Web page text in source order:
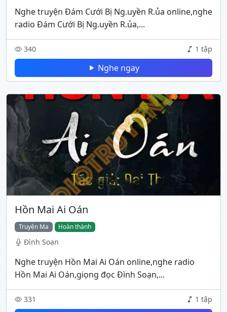
Nghe truyện Đám Cưới Bị Ng.uyền R.ủa online,nghe
radio Đám Cưới Bị Ng.uyền R.ủa,...
340 1 tập
Nghe ngay
Hồn Mai Ai Oán
Truyện Ma Hoàn thành
Đình Soạn
Nghe truyện Hồn Mai Ai Oán online,nghe radio
Hồn Mai Ai Oán,giọng đọc Đình Soạn,...
331 1 tập